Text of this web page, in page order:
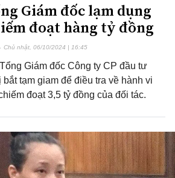
Giám đốc lạm dụng
đoạt hàng tỷ đồng
Chủ nhật, 06/10/2024 | 16:45
Giám đốc Công ty CP đầu tư
tạm giam để điều tra về hành vi
đoạt 3,5 tỷ đồng của đối tác.